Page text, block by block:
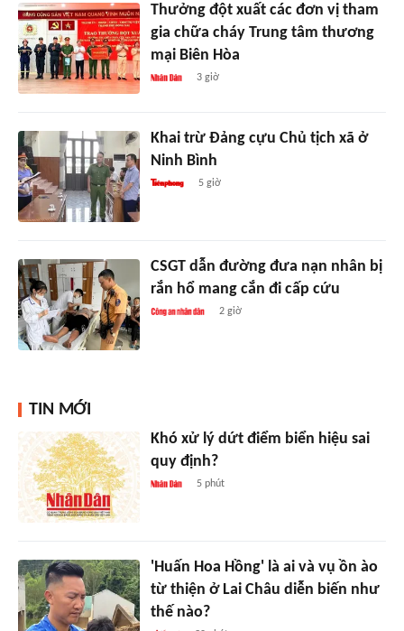
Thưởng đột xuất các đơn vị tham
gia chữa cháy Trung tâm thương
mại Biên Hòa
3 giờ
Khai trừ Đảng cựu Chủ tịch xã ở
Ninh Bình
5 giờ
CSGT dẫn đường đưa nạn nhân bị
rắn hổ mang cắn đi cấp cứu
2 giờ
TIN MỚI
Khó xử lý dứt điểm biển hiệu sai
quy định?
5 phút
'Huấn Hoa Hồng' là ai và vụ ồn ào
từ thiện ở Lai Châu diễn biến như
thế nào?